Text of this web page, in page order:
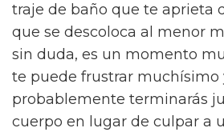
traje de baño que te aprieta
que se descoloca al menor
sin duda, es un momento
te puede frustrar muchísimo
probablemente terminarás
cuerpo en lugar de culpar a